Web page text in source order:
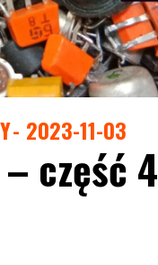
2023-11-03
część 4